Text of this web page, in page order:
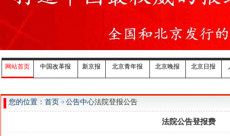
网站首页 中国改革报 新京报 北京青年报 北京晚报 北京日报
您的位置：首页 公告中心法院登报公告
法院公告登报费